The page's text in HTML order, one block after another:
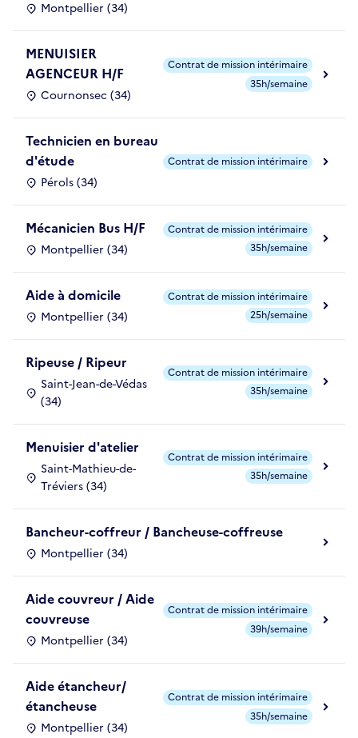
Montpellier (34)
MENUISIER
AGENCEUR H/F
Cournonsec (34)
Contrat de mission intérimaire
35h/semaine
Technicien en bureau
d'étude
Pérols (34)
Contrat de mission intérimaire
Mécanicien Bus H/F
Montpellier (34)
Contrat de mission intérimaire
35h/semaine
Aide à domicile
Montpellier (34)
Contrat de mission intérimaire
25h/semaine
Ripeuse / Ripeur
Saint-Jean-de-Védas
(34)
Contrat de mission intérimaire
35h/semaine
Menuisier d'atelier
Saint-Mathieu-de-
Tréviers (34)
Contrat de mission intérimaire
35h/semaine
Bancheur-coffreur / Bancheuse-coffreuse
Montpellier (34)
Aide couvreur / Aide
couvreuse
Montpellier (34)
Contrat de mission intérimaire
39h/semaine
Aide étancheur/
étancheuse
Montpellier (34)
Contrat de mission intérimaire
35h/semaine